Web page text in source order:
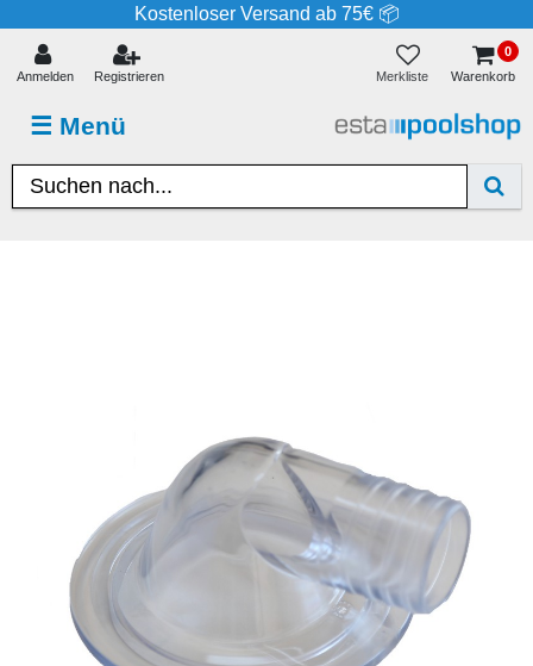
Kostenloser Versand ab 75€ 📦
☰ Menü
Anmelden Registrieren Merkliste
0
Warenkorb